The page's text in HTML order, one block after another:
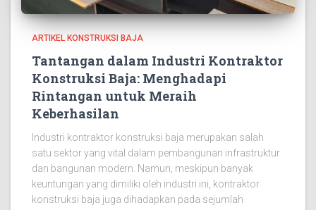
ARTIKEL KONSTRUKSI BAJA
Tantangan dalam Industri Kontraktor
Konstruksi Baja: Menghadapi
Rintangan untuk Meraih
Keberhasilan
Industri kontraktor konstruksi baja merupakan salah
satu sektor yang vital dalam pembangunan infrastruktur
dan bangunan modern. Namun, meskipun banyak
keuntungan yang dimiliki oleh industri ini, kontraktor
konstruksi baja juga dihadapkan pada sejumlah